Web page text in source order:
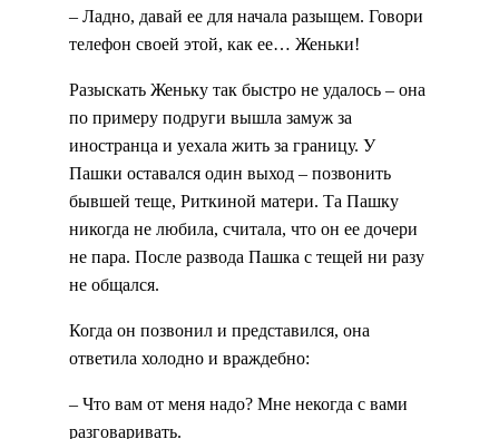
– Ладно, давай ее для начала разыщем. Говори
телефон своей этой, как ее… Женьки!
Разыскать Женьку так быстро не удалось – она
по примеру подруги вышла замуж за
иностранца и уехала жить за границу. У
Пашки оставался один выход – позвонить
бывшей теще, Риткиной матери. Та Пашку
никогда не любила, считала, что он ее дочери
не пара. После развода Пашка с тещей ни разу
не общался.
Когда он позвонил и представился, она
ответила холодно и враждебно:
– Что вам от меня надо? Мне некогда с вами
разговаривать.